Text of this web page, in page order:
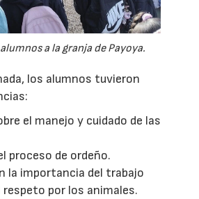
a la granja de Payoya.
los alumnos tuvieron
el manejo y cuidado de las
proceso de ordeño.
la importancia del trabajo
por los animales.